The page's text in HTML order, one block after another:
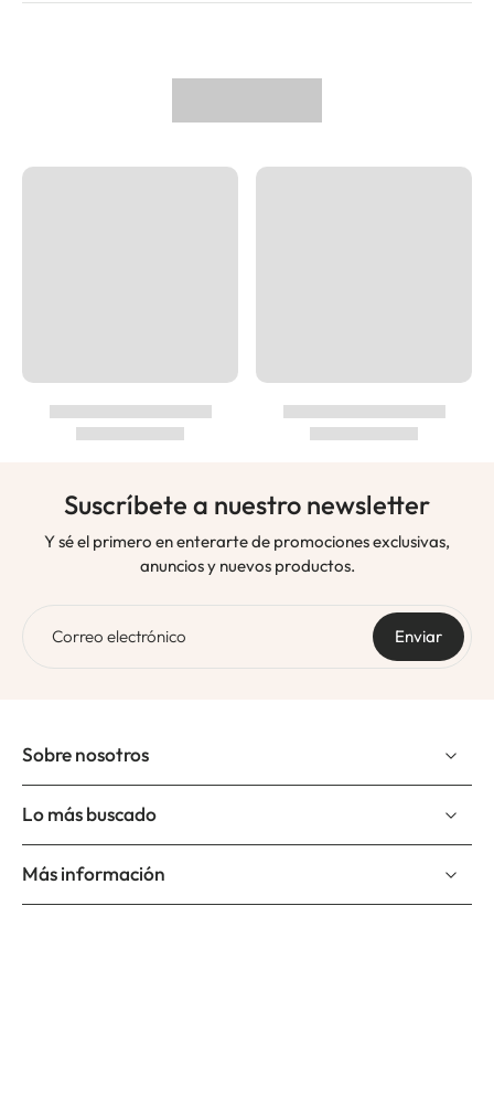
Suscríbete a nuestro newsletter
Y sé el primero en enterarte de promociones exclusivas,
anuncios y nuevos productos.
Correo electrónico Enviar
Sobre nosotros
Lo más buscado
Más información